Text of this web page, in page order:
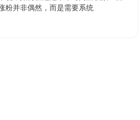
粉并非偶然，而是需要系统